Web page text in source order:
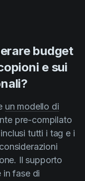
budget
e sui
un modello di
pre-compilato
tutti i tag e i
Il supporto
in fase di